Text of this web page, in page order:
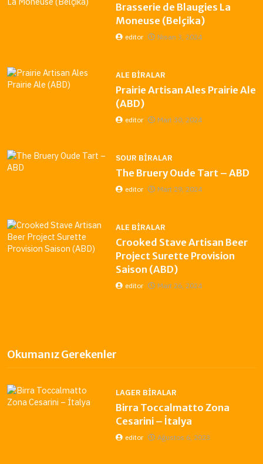
Brasserie de Blaugies La
Moneuse (Belçika)
editor Nisan 3, 2024
ALE BIRALAR
Prairie Artisan Ales Prairie Ale
(ABD)
editor Mart 30, 2024
SOUR BIRALAR
The Bruery Oude Tart – ABD
editor Mart 29, 2024
ALE BIRALAR
Crooked Stave Artisan Beer
Project Surette Provision
Saison (ABD)
editor Mart 26, 2024
Okumanız Gerekenler
LAGER BIRALAR
Birra Toccalmatto Zona
Cesarini – İtalya
editor Ağustos 6, 2023